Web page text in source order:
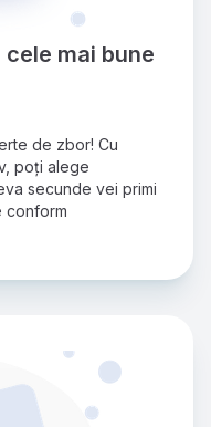
mai bune
de zbor! Cu
poți alege
secunde vei primi
conform